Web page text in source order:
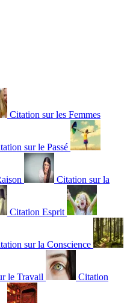
Citation sur les Femmes
sur le Passé
Citation sur la
Citation Esprit
sur la Conscience
le Travail Citation